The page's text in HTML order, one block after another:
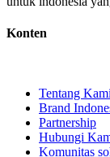
Konten
Tentang Kami
Brand
Partnership
Hubungi
Komunitas